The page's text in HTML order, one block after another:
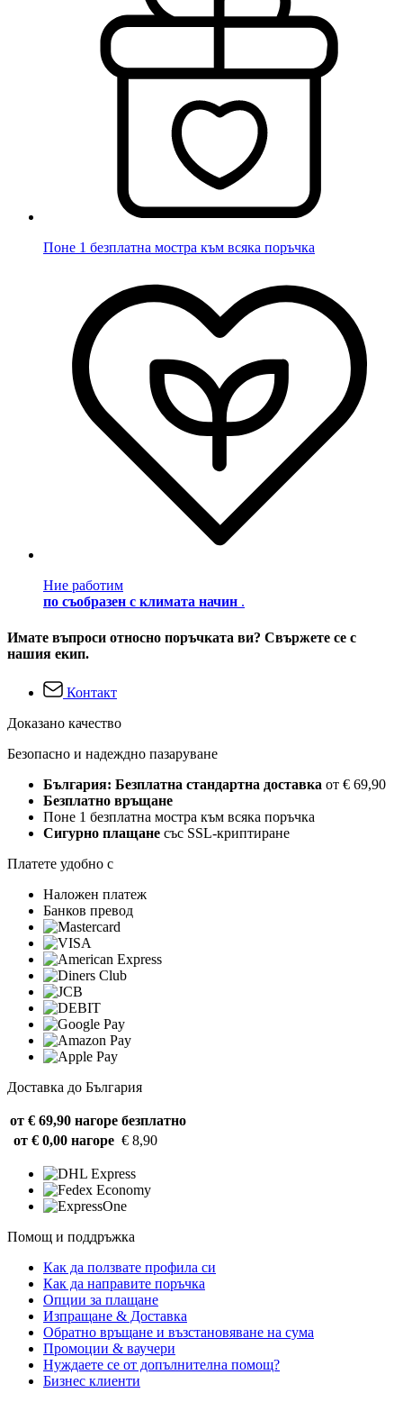
Поне 1 безплатна мостра към всяка поръчка
Ние работим
по съобразен с климата начин .
Имате въпроси относно поръчката ви? Свържете се с
нашия екип.
Контакт
Доказано качество
Безопасно и надеждно пазаруване
България: Безплатна стандартна доставка от € 69,90
Безплатно връщане
Поне 1 безплатна мостра към всяка поръчка
Сигурно плащане със SSL-криптиране
Платете удобно с
Наложен платеж
Банков превод
Доставка до България
от € 69,90 нагоре безплатно
от € 0,00 нагоре € 8,90
Помощ и поддръжка
Как да ползвате профила си
Как да направите поръчка
Опции за плащане
Изпращане & Доставка
Обратно връщане и възстановяване на сума
Промоции & ваучери
Нуждаете се от допълнителна помощ?
Бизнес клиенти